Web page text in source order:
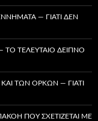
— ΓΙΑΤΊ ΔΕΝ
ΤΟ ΤΕΛΕΥΤΑΊΟ ΔΕΊΠΝΟ
ΤΩΝ ΌΡΚΩΝ — ΓΙΑΤΊ
ΠΟΥ ΣΧΕΤΊΖΕΤΑΙ ΜΕ